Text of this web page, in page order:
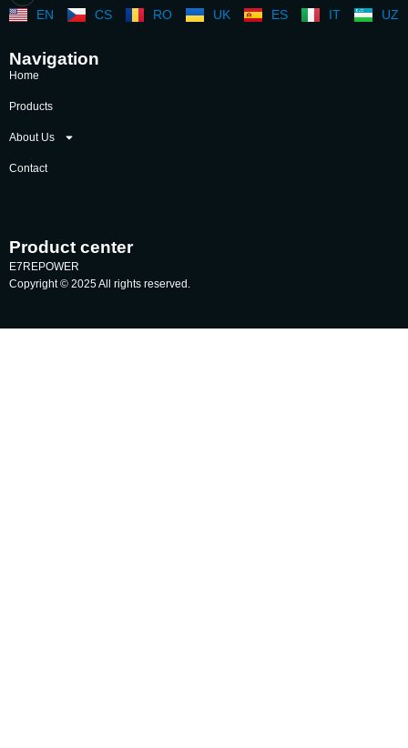
EN CS RO UK ES IT UZ
Navigation
Home
Products
About Us
Contact
Product center
E7REPOWER
Copyright © 2025 All rights reserved.